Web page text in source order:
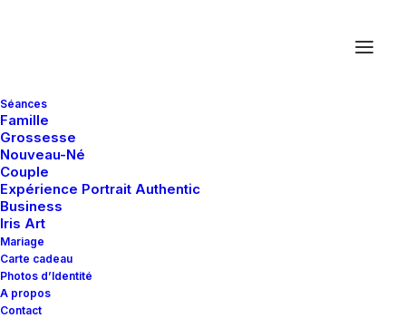
Séances
Famille
Grossesse
Nouveau-Né
Couple
Expérience Portrait Authentic
Business
Iris Art
Mariage
Carte cadeau
Photos d’Identité
A propos
Contact